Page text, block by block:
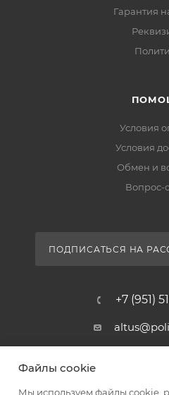
Гарантия
Условия
Условия
Обмен и
Вопрос-
ПОДПИСАТЬСЯ НА
+7 (951)
Ростовская
Файлы cookie
Мы используем файлы cookie,